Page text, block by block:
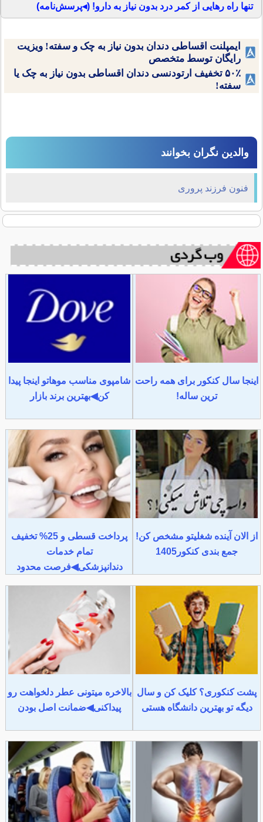
تنها راه رهایی از کمر درد بدون نیاز به دارو! (◂پرسش‌نامه)
ایمپلنت اقساطی دندان بدون نیاز به چک و سفته! ویزیت
رایگان توسط متخصص
۵۰٪ تخفیف ارتودنسی دندان اقساطی بدون نیاز به چک یا
سفته!
والدین نگران بخوانند
فنون فرزند پروری
اینجا سال کنکور برای همه راحت
ترین ساله!
شامپوی مناسب موهاتو اینجا پیدا
کن◀بهترین برند بازار
از الان آینده شغلیتو مشخص کن!
جمع بندی کنکور1405
پرداخت قسطی و 25% تخفیف
تمام خدمات
دندانپزشکی◀فرصت محدود
پشت کنکوری؟ کلیک کن و سال
دیگه تو بهترین دانشگاه هستی
بالاخره میتونی عطر دلخواهت رو
پیداکنی◀ضمانت اصل بودن